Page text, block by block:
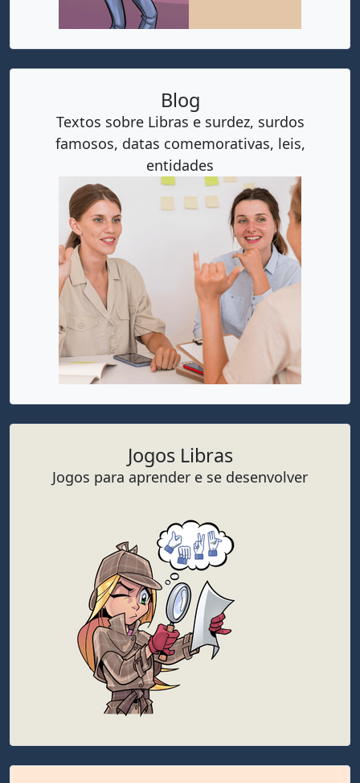
Blog
Textos sobre Libras e surdez, surdos
famosos, datas comemorativas, leis,
entidades
Jogos Libras
Jogos para aprender e se desenvolver